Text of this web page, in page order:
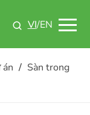
VI/EN
án / Sàn trong